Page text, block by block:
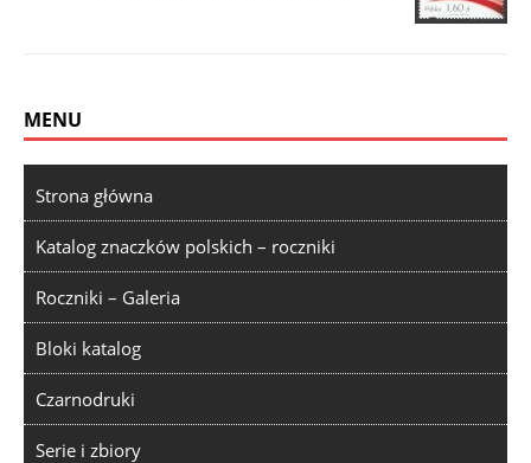
MENU
Strona główna
Katalog znaczków polskich – roczniki
Roczniki – Galeria
Bloki katalog
Czarnodruki
Serie i zbiory